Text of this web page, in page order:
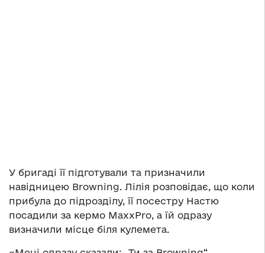
У бригаді її підготували та призначили
навідницею Browning. Лілія розповідає, що коли
прибула до підрозділу, її посестру Настю
посадили за кермо MaxxPro, а їй одразу
визначили місце біля кулемета.